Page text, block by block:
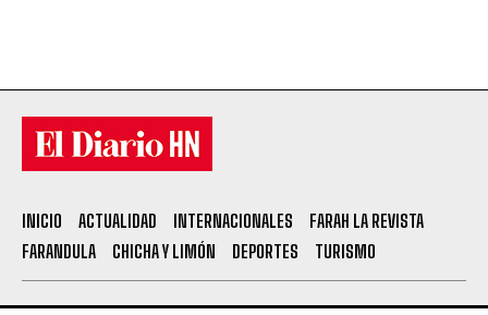
INICIO ACTUALIDAD INTERNACIONALES
FARAH LA REVISTA
FARANDULA
CHICHA Y LIMÓN DEPORTES TURISMO